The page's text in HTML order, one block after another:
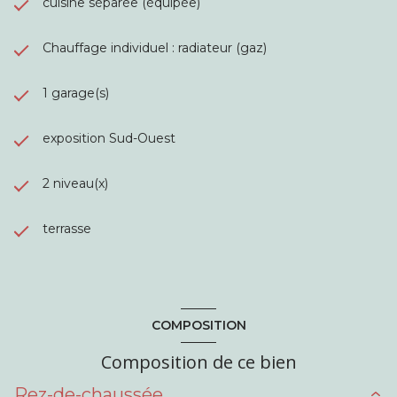
Chauffage individuel : radiateur (gaz)
1 garage(s)
exposition Sud-Ouest
2 niveau(x)
terrasse
COMPOSITION
Composition de ce bien